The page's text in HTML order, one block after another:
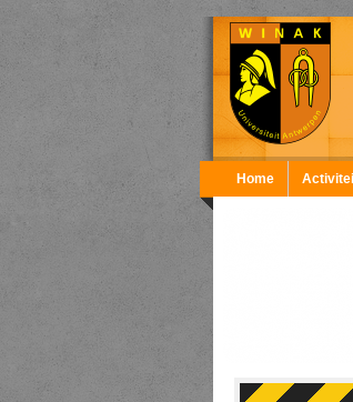
Overslaan en naar de inhoud gaan
Home